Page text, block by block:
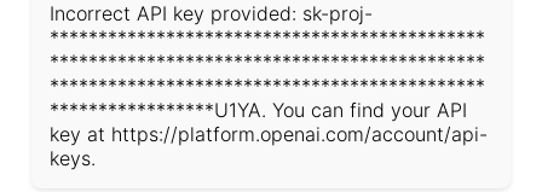
Incorrect API key provided: sk-proj-
*********************************************
*********************************************
*********************************************
*****************U1YA. You can find your API
key at https://platform.openai.com/account/api-
keys.